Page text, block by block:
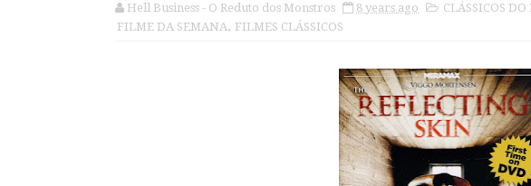
Hell Business - O Reduto dos Monstros 8 years ago CLÁSSICOS DO
FILME DA SEMANA, FILMES CLÁSSICOS